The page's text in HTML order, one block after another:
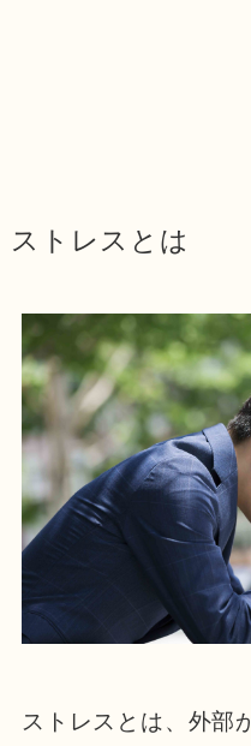
ストレスとは
ストレスとは、外部